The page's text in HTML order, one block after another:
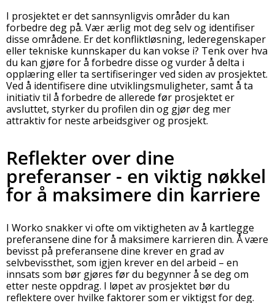
I prosjektet er det sannsynligvis områder du kan
forbedre deg på. Vær ærlig mot deg selv og identifiser
disse områdene. Er det konfliktløsning, lederegenskaper
eller tekniske kunnskaper du kan vokse i? Tenk over hva
du kan gjøre for å forbedre disse og vurder å delta i
opplæring eller ta sertifiseringer ved siden av prosjektet.
Ved å identifisere dine utviklingsmuligheter, samt å ta
initiativ til å forbedre de allerede før prosjektet er
avsluttet, styrker du profilen din og gjør deg mer
attraktiv for neste arbeidsgiver og prosjekt.
Reflekter over dine
preferanser - en viktig nøkkel
for å maksimere din karriere
I Worko snakker vi ofte om viktigheten av å kartlegge
preferansene dine for å maksimere karrieren din. Å være
bevisst på preferansene dine krever en grad av
selvbevissthet, som igjen krever en del arbeid – en
innsats som bør gjøres før du begynner å se deg om
etter neste oppdrag. I løpet av prosjektet bør du
reflektere over hvilke faktorer som er viktigst for deg.